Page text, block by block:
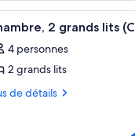
:
stores.
avec un grand lit à
5 2 grands lits
4 personnes
2 grands lits
de détails